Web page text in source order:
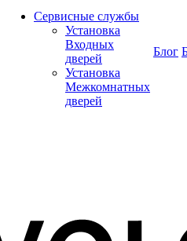
Сервисные службы
Установка
Входных
дверей
Установка
Межкомнатных
дверей
Блог